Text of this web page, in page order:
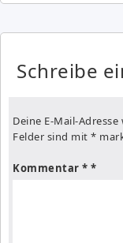
Schreibe
Deine E-Mail-
Felder sind mit *
Kommentar *